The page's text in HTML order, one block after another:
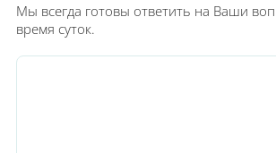
Мы всегда готовы ответить на Ваши
время суток.